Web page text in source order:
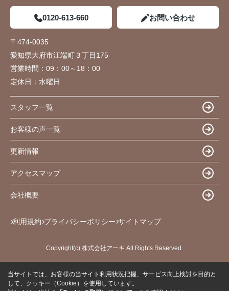
0120-613-660 お問い合わせ
〒474-0035
愛知県大府市江端町３丁目175
営業時間： 09：00～18：00
定休日： 水曜日
スタッフ一覧
お客様の声一覧
更新情報
アクセスマップ
会社概要
利用規約 プライバシーポリシー サイトマップ
Copyright(c) 株式会社アーキ All Rights Reserved.
当サイトでは、お客様の当サイト利用状況把握、サービス向上検討を目的と
して、クッキー（Cookie）を使用しています。